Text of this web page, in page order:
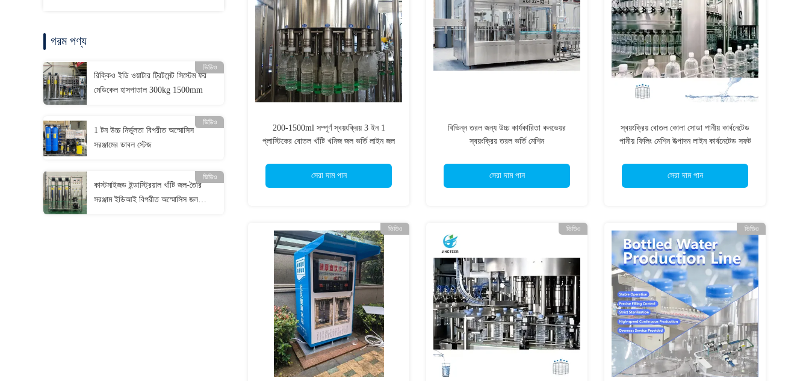
গরম পণ্য
ভিডিও
রিক্কিও ইডি ওয়াটার ট্রিটমেন্ট সিস্টেম ফর
মেডিকেল হাসপাতাল 300kg 1500mm
ভিডিও
1 টন উচ্চ নির্ভুলতা বিপরীত অস্মোসিস
সরঞ্জামের ডাবল স্টেজ
ভিডিও
কাস্টমাইজড ইন্ডাস্ট্রিয়াল খাঁটি জল-তৈরি
সরঞ্জাম ইডিআই বিপরীত অস্মোসিস জল
200-1500ml সম্পূর্ণ স্বয়ংক্রিয় 3 ইন 1
প্লাস্টিকের বোতল খাঁটি খনিজ জল ভর্তি লাইন জল
সেরা দাম পান
বিভিন্ন তরল জন্য উচ্চ কার্যকারিতা কনভেয়র
স্বয়ংক্রিয় তরল ভর্তি মেশিন
সেরা দাম পান
স্বয়ংক্রিয় বোতল কোলা সোডা পানীয় কার্বনেটেড
পানীয় ফিলিং মেশিন উত্পাদন লাইন কার্বনেটেড সফট
সেরা দাম পান
ভিডিও ভিডিও ভিডিও